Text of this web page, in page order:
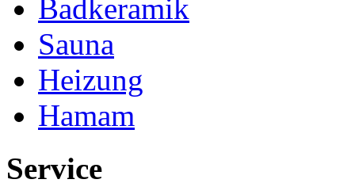
Badkeramik
Sauna
Heizung
Hamam
Service